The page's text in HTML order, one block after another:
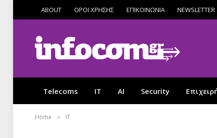
ABOUT ΟΡΟΙ ΧΡΗΣΗΣ ΕΠΙΚΟΙΝΩΝΙΑ NEWSLETTER
Telecoms IT AI Security
Home » IT